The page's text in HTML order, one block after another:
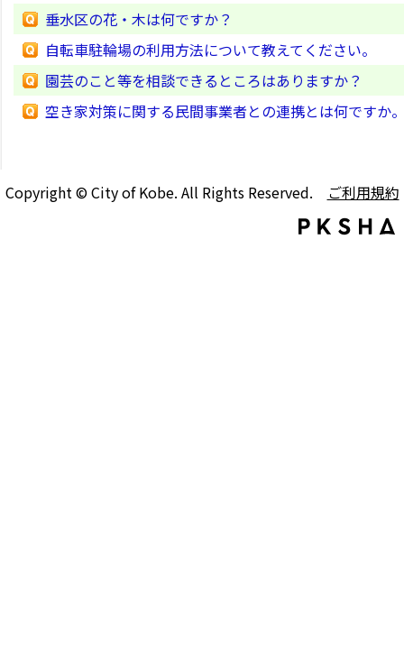
垂水区の花・木は何ですか？
自転車駐輪場の利用方法について教えてください。
園芸のこと等を相談できるところはありますか？
空き家対策に関する民間事業者との連携とは何ですか
Copyright © City of Kobe. All Rights Reserved. ご利用規約